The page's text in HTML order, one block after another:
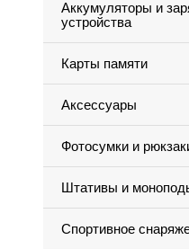
Аккумуляторы и
устройства
Карты памяти
Аксессуары
Фотосумки и
Штативы и
Спортивное